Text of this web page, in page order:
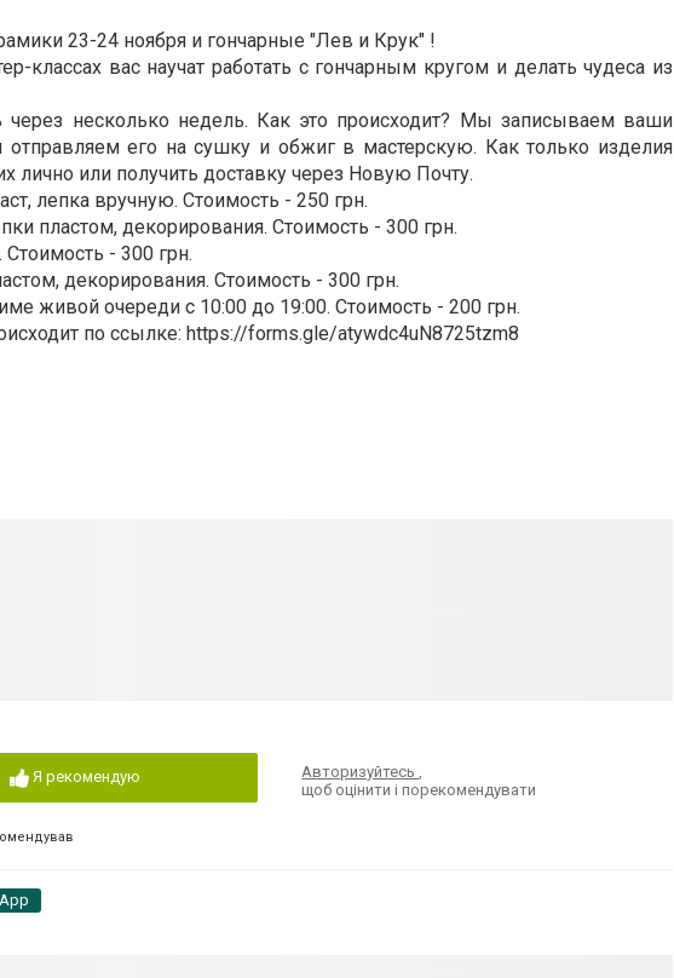
23-24 ноября и гончарные "Лев и Крук" !
классах вас научат работать с гончарным кругом и делать чудеса из
через несколько недель. Как это происходит? Мы записываем ваши
его на сушку и обжиг в мастерскую. Как только изделия
лично или получить доставку через Новую Почту.
лепка вручную. Стоимость - 250 грн.
пластом, декорирования. Стоимость - 300 грн.
- 300 грн.
декорирования. Стоимость - 300 грн.
живой очереди с 10:00 до 19:00. Стоимость - 200 грн.
по ссылке: https://forms.gle/atywdc4uN8725tzm8
Я рекомендую Авторизуйтесь,
щоб оцінити і порекомендувати